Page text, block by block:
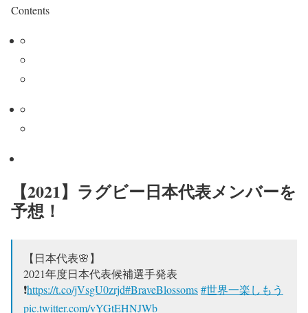
Contents
【2021】ラグビー日本代表メンバーを
予想！
【日本代表🌸】
2021年度日本代表候補選手発表
❗https://t.co/jVsgU0zrjd#BraveBlossoms#世界一楽しもう
pic.twitter.com/vYGtEHNJWb